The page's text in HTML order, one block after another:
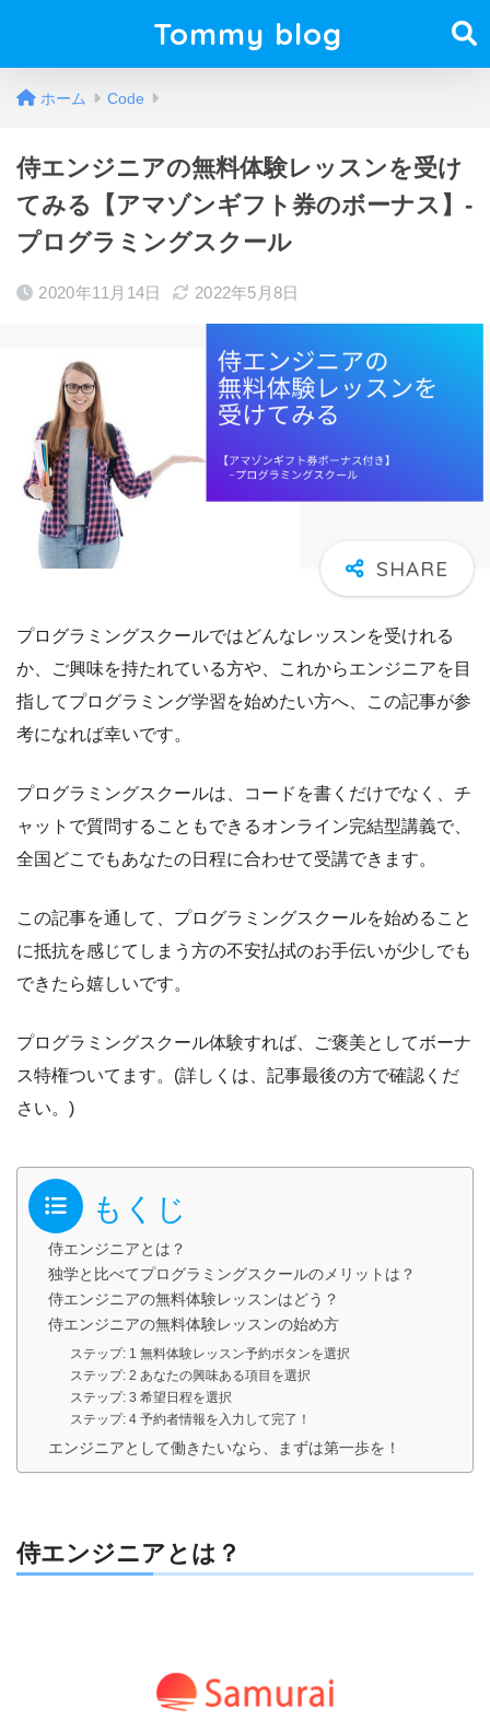
Tommy blog
ホーム Code
侍エンジニアの無料体験レッスンを受け
てみる【アマゾンギフト券のボーナス】-
プログラミングスクール
2020年11月14日 2022年5月8日
プログラミングスクールではどんなレッスンを受けれる
か、ご興味を持たれている方や、これからエンジニアを目
指してプログラミング学習を始めたい方へ、この記事が参
考になれば幸いです。
プログラミングスクールは、コードを書くだけでなく、チ
ャットで質問することもできるオンライン完結型講義で、
全国どこでもあなたの日程に合わせて受講できます。
この記事を通して、プログラミングスクールを始めること
に抵抗を感じてしまう方の不安払拭のお手伝いが少しでも
できたら嬉しいです。
プログラミングスクール体験すれば、ご褒美としてボーナ
ス特権ついてます。(詳しくは、記事最後の方で確認くだ
さい。)
もくじ
侍エンジニアとは？
独学と比べてプログラミングスクールのメリットは？
侍エンジニアの無料体験レッスンはどう？
侍エンジニアの無料体験レッスンの始め方
ステップ: 1 無料体験レッスン予約ボタンを選択
ステップ: 2 あなたの興味ある項目を選択
ステップ: 3 希望日程を選択
ステップ: 4 予約者情報を入力して完了！
エンジニアとして働きたいなら、まずは第一歩を！
侍エンジニアとは？